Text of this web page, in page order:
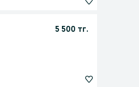
5 500 тг.